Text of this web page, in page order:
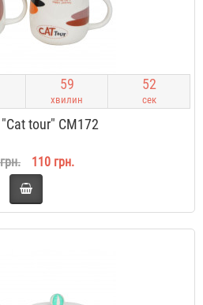
59
хвилин
51
сек
tour" CM172
110 грн.